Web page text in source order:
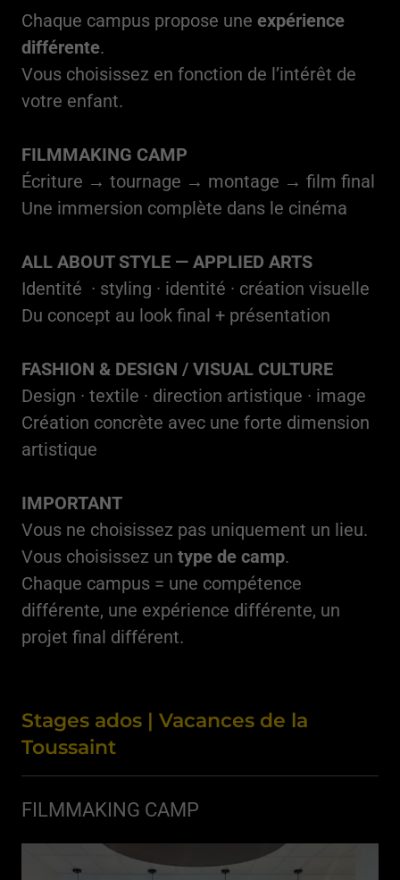
Chaque campus propose une expérience
différente.
Vous choisissez en fonction de l’intérêt de
votre enfant.
FILMMAKING CAMP
Écriture → tournage → montage → film final
Une immersion complète dans le cinéma
ALL ABOUT STYLE — APPLIED ARTS
Identité · styling · identité · création visuelle
Du concept au look final + présentation
FASHION & DESIGN / VISUAL CULTURE
Design · textile · direction artistique · image
Création concrète avec une forte dimension
artistique
IMPORTANT
Vous ne choisissez pas uniquement un lieu.
Vous choisissez un type de camp.
Chaque campus = une compétence
différente, une expérience différente, un
projet final différent.
Stages ados | Vacances de la
Toussaint
FILMMAKING CAMP